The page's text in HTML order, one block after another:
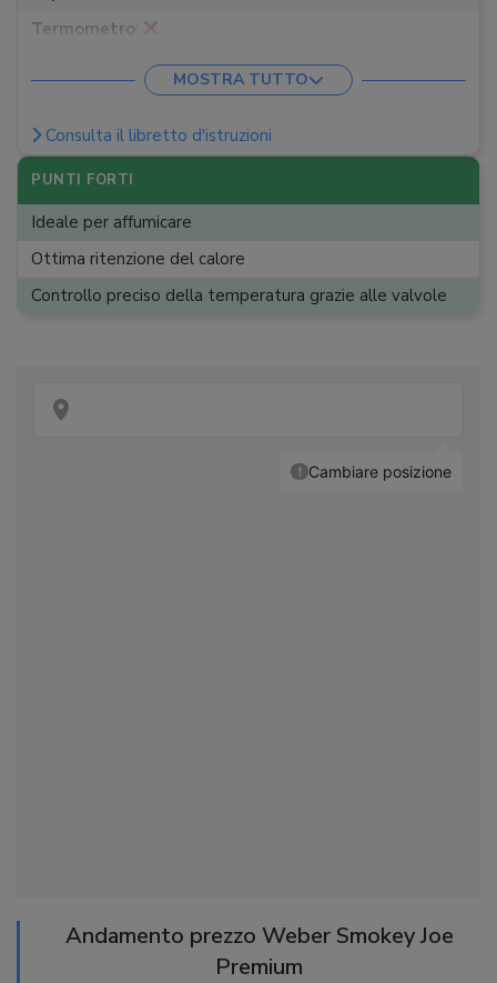
Termometro:
Peso:5,48 kg
MOSTRA TUTTO
Consulta il libretto d'istruzioni
PUNTI FORTI
Ideale per affumicare
Ottima ritenzione del calore
Controllo preciso della temperatura grazie alle valvole
Andamento prezzo Weber Smokey Joe
Premium